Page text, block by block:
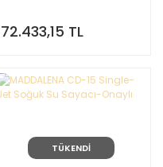
72.433,15 TL
TÜKENDİ